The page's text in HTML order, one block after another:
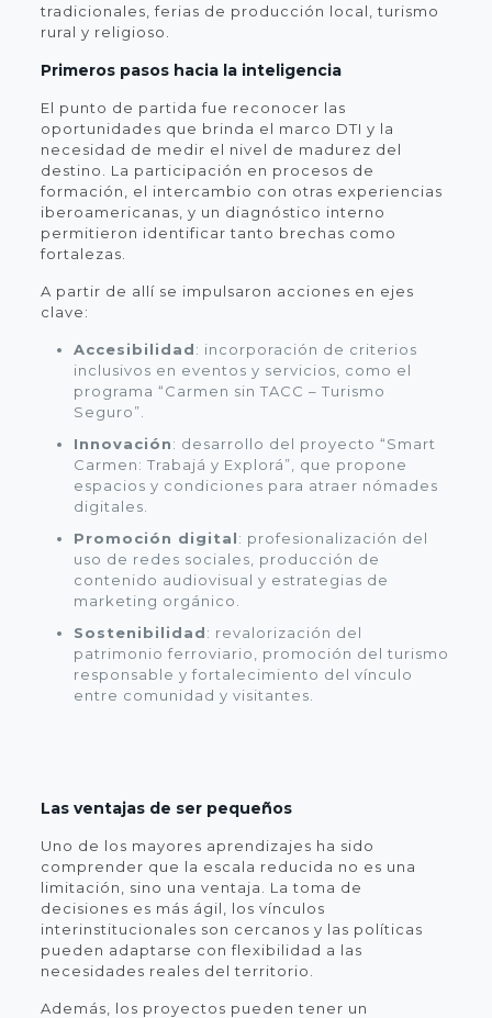
tradicionales, ferias de producción local, turismo
rural y religioso.
Primeros pasos hacia la inteligencia
El punto de partida fue reconocer las
oportunidades que brinda el marco DTI y la
necesidad de medir el nivel de madurez del
destino. La participación en procesos de
formación, el intercambio con otras experiencias
iberoamericanas, y un diagnóstico interno
permitieron identificar tanto brechas como
fortalezas.
A partir de allí se impulsaron acciones en ejes
clave:
Accesibilidad: incorporación de criterios
inclusivos en eventos y servicios, como el
programa “Carmen sin TACC – Turismo
Seguro”.
Innovación: desarrollo del proyecto “Smart
Carmen: Trabajá y Explorá”, que propone
espacios y condiciones para atraer nómades
digitales.
Promoción digital: profesionalización del
uso de redes sociales, producción de
contenido audiovisual y estrategias de
marketing orgánico.
Sostenibilidad: revalorización del
patrimonio ferroviario, promoción del turismo
responsable y fortalecimiento del vínculo
entre comunidad y visitantes.
Las ventajas de ser pequeños
Uno de los mayores aprendizajes ha sido
comprender que la escala reducida no es una
limitación, sino una ventaja. La toma de
decisiones es más ágil, los vínculos
interinstitucionales son cercanos y las políticas
pueden adaptarse con flexibilidad a las
necesidades reales del territorio.
Además, los proyectos pueden tener un